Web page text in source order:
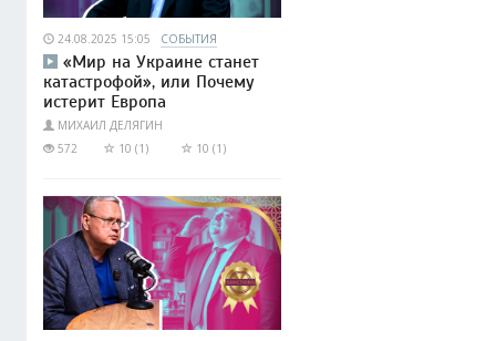
24.08.2025 15:05 СОБЫТИЯ
«Мир на Украине станет
катастрофой», или Почему
истерит Европа
МИХАИЛ ДЕЛЯГИН
572
10 (1) 10 (1)